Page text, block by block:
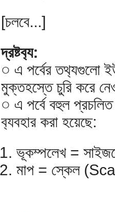
[চলবে...]
দ্রষ্টব‌্য:
○ এ পর্বের তথ‌্যগুলো
মুক্তহস্তে চুরি করে
○ এ পর্বে বহুল প্রচলিত
ব‌্যবহার করা হয়েছে:
ভূকম্পলেখ =
মাপ = স্কেল